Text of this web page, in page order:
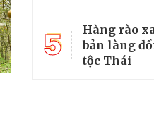
5
Hàng rào
bản làng
tộc Thái